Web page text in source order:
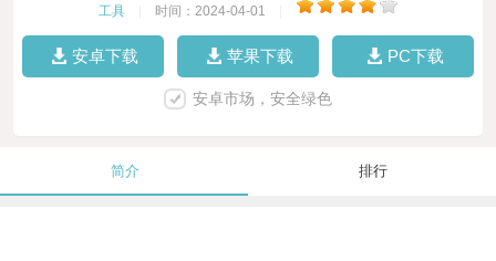
工具 时间：2024-04-01
安卓下载 苹果下载 PC下载
安卓市场，安全绿色
简介 排行